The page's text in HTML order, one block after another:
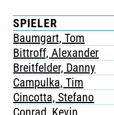
TICKETING
SPIELER
Baumgart, Tom
Bittroff, Alexander
Breitfelder, Danny
Campulka, Tim
Cincotta, Stefano
Conrad, Kevin